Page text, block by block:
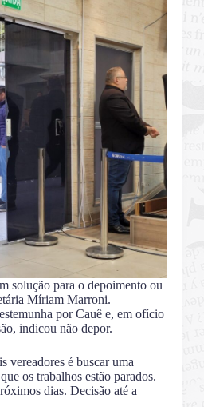
solução para o depoimento ou
Míriam Marroni.
por Cauê e, em ofício
indicou não depor.
vereadores é buscar uma
os trabalhos estão parados.
dias. Decisão até a